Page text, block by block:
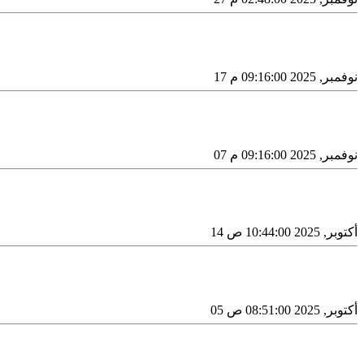
17 نوفمبر, 2025 09:16:00 م
07 نوفمبر, 2025 09:16:00 م
14 أكتوبر, 2025 10:44:00 ص
05 أكتوبر, 2025 08:51:00 ص